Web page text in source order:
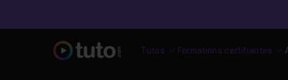
Tutos Formations certifiantes